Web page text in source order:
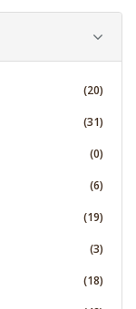
(20)
(31)
(0)
(6)
(19)
(3)
(18)